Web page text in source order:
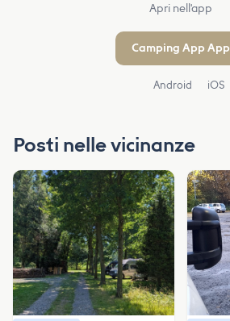
Apri nell'app
Camping App App
Android iOS
Posti nelle vicinanze